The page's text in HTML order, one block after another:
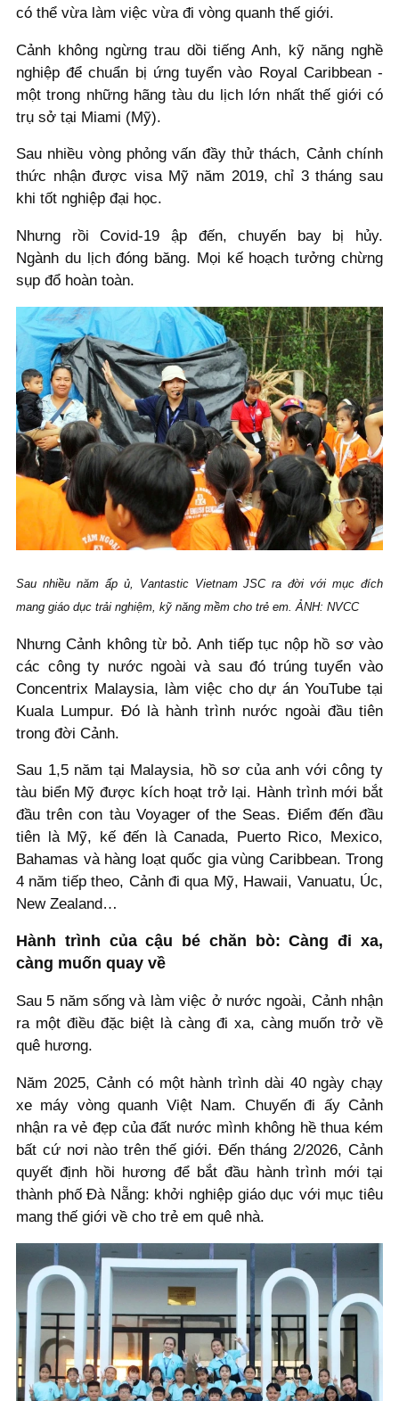
có thể vừa làm việc vừa đi vòng quanh thế giới.
Cảnh không ngừng trau dồi tiếng Anh, kỹ năng nghề
nghiệp để chuẩn bị ứng tuyển vào Royal Caribbean -
một trong những hãng tàu du lịch lớn nhất thế giới có
trụ sở tại Miami (Mỹ).
Sau nhiều vòng phỏng vấn đầy thử thách, Cảnh chính
thức nhận được visa Mỹ năm 2019, chỉ 3 tháng sau
khi tốt nghiệp đại học.
Nhưng rồi Covid-19 ập đến, chuyến bay bị hủy.
Ngành du lịch đóng băng. Mọi kế hoạch tưởng chừng
sụp đổ hoàn toàn.
Sau nhiều năm ấp ủ, Vantastic Vietnam JSC ra đời với mục đích
mang giáo dục trải nghiệm, kỹ năng mềm cho trẻ em. ẢNH: NVCC
Nhưng Cảnh không từ bỏ. Anh tiếp tục nộp hồ sơ vào
các công ty nước ngoài và sau đó trúng tuyển vào
Concentrix Malaysia, làm việc cho dự án YouTube tại
Kuala Lumpur. Đó là hành trình nước ngoài đầu tiên
trong đời Cảnh.
Sau 1,5 năm tại Malaysia, hồ sơ của anh với công ty
tàu biển Mỹ được kích hoạt trở lại. Hành trình mới bắt
đầu trên con tàu Voyager of the Seas. Điểm đến đầu
tiên là Mỹ, kế đến là Canada, Puerto Rico, Mexico,
Bahamas và hàng loạt quốc gia vùng Caribbean. Trong
4 năm tiếp theo, Cảnh đi qua Mỹ, Hawaii, Vanuatu, Úc,
New Zealand…
Hành trình của cậu bé chăn bò: Càng đi xa,
càng muốn quay về
Sau 5 năm sống và làm việc ở nước ngoài, Cảnh nhận
ra một điều đặc biệt là càng đi xa, càng muốn trở về
quê hương.
Năm 2025, Cảnh có một hành trình dài 40 ngày chạy
xe máy vòng quanh Việt Nam. Chuyến đi ấy Cảnh
nhận ra vẻ đẹp của đất nước mình không hề thua kém
bất cứ nơi nào trên thế giới. Đến tháng 2/2026, Cảnh
quyết định hồi hương để bắt đầu hành trình mới tại
thành phố Đà Nẵng: khởi nghiệp giáo dục với mục tiêu
mang thế giới về cho trẻ em quê nhà.